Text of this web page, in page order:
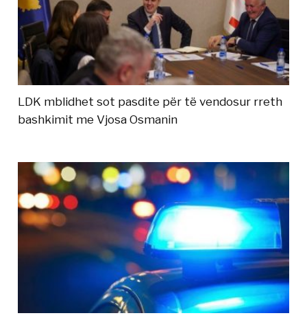
LDK mblidhet sot pasdite për të vendosur rreth
bashkimit me Vjosa Osmanin